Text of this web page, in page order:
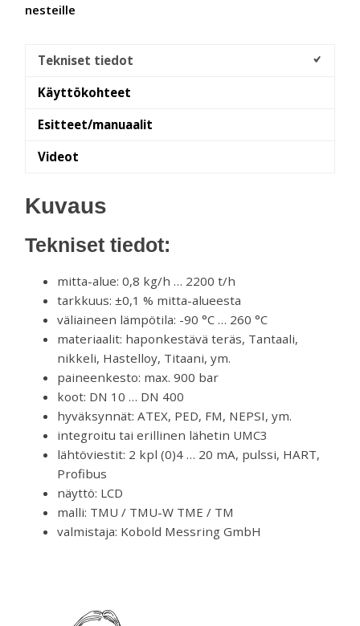
nesteille
Tekniset tiedot
Käyttökohteet
Esitteet/manuaalit
Videot
Kuvaus
Tekniset tiedot:
mitta-alue: 0,8 kg/h … 2200 t/h
tarkkuus: ±0,1 % mitta-alueesta
väliaineen lämpötila: -90 °C … 260 °C
materiaalit: haponkestävä teräs, Tantaali,
nikkeli, Hastelloy, Titaani, ym.
paineenkesto: max. 900 bar
koot: DN 10 … DN 400
hyväksynnät: ATEX, PED, FM, NEPSI, ym.
integroitu tai erillinen lähetin UMC3
lähtöviestit: 2 kpl (0)4 … 20 mA, pulssi, HART,
Profibus
näyttö: LCD
malli: TMU / TMU-W TME / TM
valmistaja: Kobold Messring GmbH